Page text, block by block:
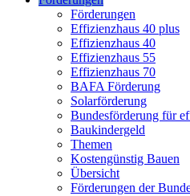
Förderungen
Effizienzhaus 40 plus
Effizienzhaus 40
Effizienzhaus 55
Effizienzhaus 70
BAFA Förderung
Solarförderung
Bundesförderung für
Baukindergeld
Themen
Kostengünstig Bauen
Übersicht
Förderungen der